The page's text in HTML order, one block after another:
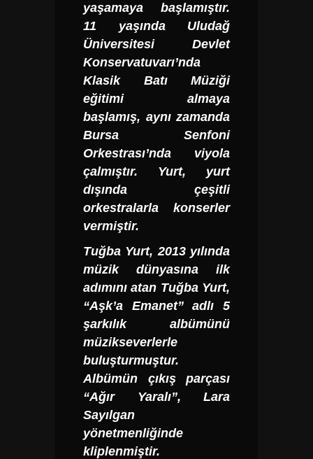
yaşamaya başlamıştır.
11 yaşında Uludağ
Üniversitesi Devlet
Konservatuvarı’nda
Klasik Batı Müziği
eğitimi almaya
başlamış, aynı zamanda
Bursa Senfoni
Orkestrası’nda viyola
çalmıştır. Yurt, yurt
dışında çeşitli
orkestralarla konserler
vermiştir.
Tuğba Yurt, 2013 yılında
müzik dünyasına ilk
adımını atan Tuğba Yurt,
“Aşk’a Emanet” adlı 5
şarkılık albümünü
müzikseverlerle
buluşturmuştur.
Albümün çıkış parçası
“Ağır Yaralı”, Lara
Sayılgan
yönetmenliğinde
kliplenmiştir.